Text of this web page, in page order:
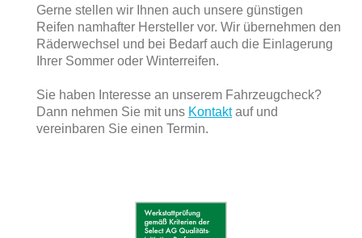
Gerne stellen wir Ihnen auch unsere günstigen
Reifen namhafter Hersteller vor. Wir übernehmen den
Räderwechsel und bei Bedarf auch die Einlagerung
Ihrer Sommer oder Winterreifen.
Sie haben Interesse an unserem Fahrzeugcheck?
Dann nehmen Sie mit uns Kontaktauf und
vereinbaren Sie einen Termin.